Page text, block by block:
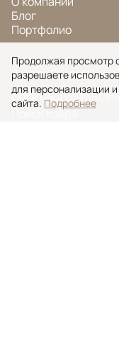
Блог
Портфолио
© Ansy Carpet
Политика
Поиск ковра
Продолжая просмотр
разрешаете
для персонализации
сайта. Подробнее